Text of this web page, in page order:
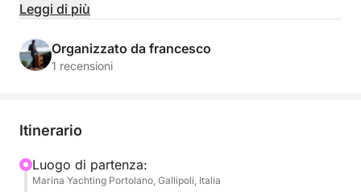
meraviglie di Gallipoli e dell'Isola di Sant'Andrea,
un'atmosfera romantica e raffinata. Lasciatevi cullare
dalle onde e avvolgere dalla magia del mare, mentre
Salpate a bordo della nostra elegante imbarcazione,
un'oasi di lusso e comfort pensata per rendere
Leggi di più
Organizzato da francesco
1 recensioni
Itinerario
Luogo di partenza:
Marina Yachting Portolano, Gallipoli, Italia